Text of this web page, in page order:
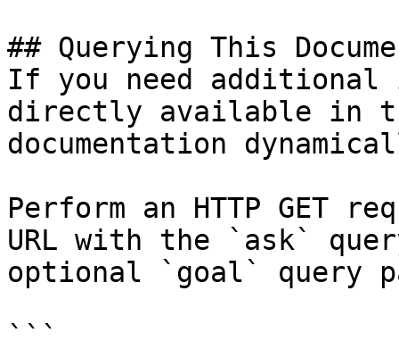
## Querying This
If you need
directly available in
documentation
Perform an HTTP GET
URL with the `ask`
optional `goal` query
```